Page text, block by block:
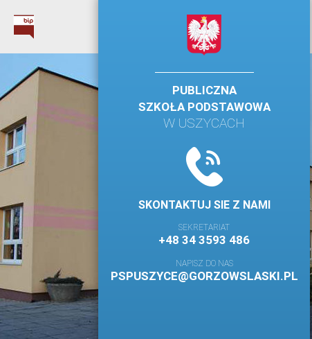
PUBLICZNA
SZKOŁA PODSTAWOWA
W USZYCACH
SKONTAKTUJ SIE Z NAMI
SEKRETARIAT
+48 34 3593 486
NAPISZ DO NAS
PSPUSZYCE@GORZOWSLASKI.PL